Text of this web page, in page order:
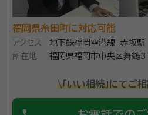
福岡県糸田町に対応可能
アクセス
地下鉄福岡空港線 赤坂駅
所在地
福岡県福岡市中央区舞鶴
\「いい相続」にてご